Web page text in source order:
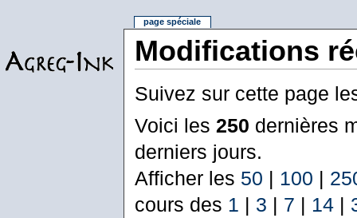
Modifications
Suivez sur cette page
Voici les 250 dernières
derniers jours.
Afficher les 50 | 100 |
cours des 1 | 3 | 7 | 14|
page spéciale